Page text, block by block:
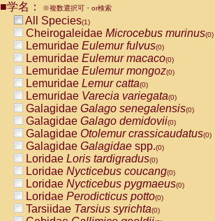
CebidaeCebus nigrivittatus
CebidaeCebus
CebidaeSaimiri boliviensis(0)
CebidaeSaimiri sciureus(0)
AtelidaeAlouatta caraya(0)
AtelidaeAlouatta fusca(0)
AtelidaeAlouatta seniculus
AtelidaeAlouattaspp.(0)
AtelidaeAteles belzebuth(0)
AtelidaeAteles geoffroyi(0)
AtelidaeAteles paniscus(0)
AtelidaeAtelesspp.(0)
Atelidae Lagothrix lagothricha
AtelidaeLagothrix lagothricha cana
PitheciidaeCacajao calvus
PitheciidaeCallicebus cupreus
PitheciidaeCallicebus donacophilus
■学名： ※複数選択可・or検索
All Species(1)
Cheirogaleidae Microcebus murinus(0)
Lemuridae Eulemur fulvus(0)
Lemuridae Eulemur macaco(0)
Lemuridae Eulemur mongoz(0)
Lemuridae Lemur catta(0)
Lemuridae Varecia variegata(0)
Galagidae Galago senegalensis(0)
Galagidae Galago demidovii(0)
Galagidae Otolemur crassicaudatus(0)
Galagidae Galagidae spp.(0)
Loridae Loris tardigradus(0)
Loridae Nycticebus coucang(0)
Loridae Nycticebus pygmaeus(0)
Loridae Perodicticus potto(0)
Tarsiidae Tarsius syrichta(0)